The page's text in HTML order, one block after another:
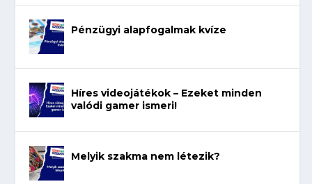
Pénzügyi alapfogalmak kvíze
Híres videojátékok – Ezeket minden
valódi gamer ismeri!
Melyik szakma nem létezik?